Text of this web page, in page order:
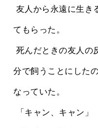
てもらった。
分で飼うことにした
なっていた。
「キャン、キャン」